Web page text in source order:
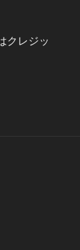
クレジッ